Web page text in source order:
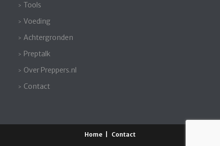
Tools
Voeding
Achtergronden
Preptalk
Over Preppers.nl
Contact
Home Contact